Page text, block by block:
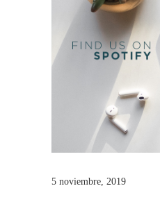
5 noviembre, 2019